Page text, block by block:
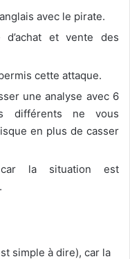
avec le pirate.
et vente des
cette attaque.
une analyse avec 6
différents ne vous
en plus de casser
la situation est
simple à dire), car la